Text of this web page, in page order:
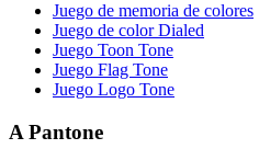
Juego de memoria de colores
Juego de color Dialed
Juego Toon Tone
Juego Flag Tone
Juego Logo Tone
A Pantone